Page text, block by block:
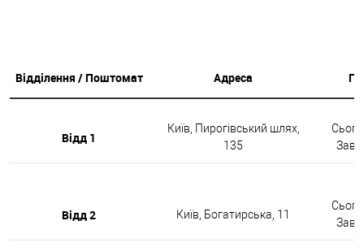
Відділення / Поштомат Адреса
Відд 1
Київ, Пирогівський шлях,
135
Відд 2 Київ, Богатирська, 11